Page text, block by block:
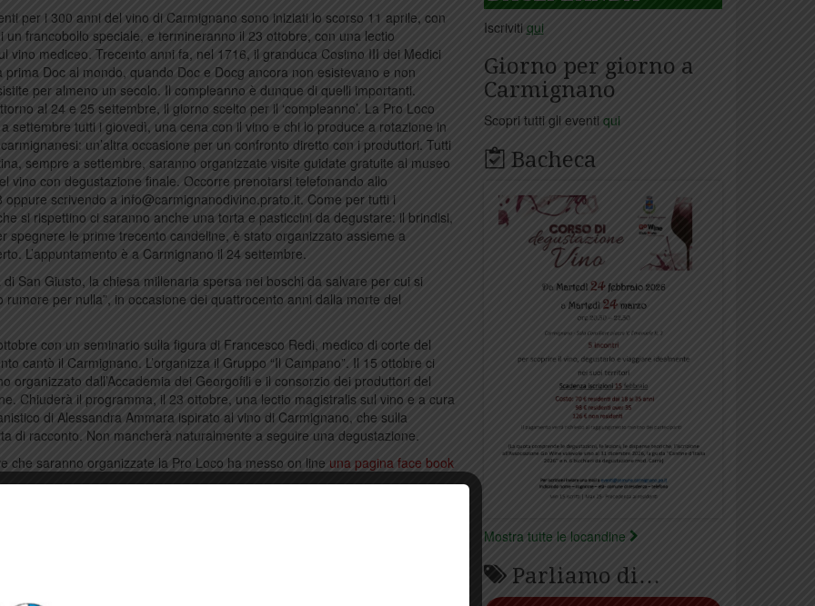
per i 300 anni del vino di Carmignano sono iniziati lo scorso 11 aprile, con
un francobollo speciale, e termineranno il 23 ottobre, con una lectio
vino mediceo. Trecento anni fa, nel 1716, il granduca Cosimo III dei Medici
prima Doc al mondo, quando Doc e Docg ancora non esistevano e non
per almeno un secolo. Il compleanno è dunque di quelli importanti.
al 24 e 25 settembre, il giorno scelto per il ‘compleanno’. La Pro Loco
settembre tutti i giovedì, una cena con il vino e chi lo produce a rotazione in
un’altra occasione per un confronto diretto con i produttori. Tutti
sempre a settembre, saranno organizzate visite guidate gratuite al museo
vino con degustazione finale. Occorre prenotarsi telefonando allo
oppure scrivendo a info@carmignanodivino.prato.it. Come per tutti i
si rispettino ci saranno anche una torta e pasticcini da degustare: il brindisi,
spegnere le prime trecento candeline, è stato organizzato assieme a
L’appuntamento è a Carmignano il 24 settembre.
San Giusto, la chiesa millenaria spersa nei boschi da salvare per cui si
per nulla”, in occasione dei quattrocento anni dalla morte del
con un seminario sulla figura di Francesco Redi, medico di corte del
cantò il Carmignano. L’organizza il Gruppo “Il Campano”. Il 15 ottobre ci
organizzato dall’Accademia dei Georgofili e il consorzio dei produttori del
Chiuderà il programma, il 23 ottobre, una lectio magistralis sul vino e a cura
di Alessandra Ammara ispirato al vino di Carmignano, che sulla
di racconto. Non mancherà naturalmente a seguire una degustazione.
che saranno organizzate la Pro Loco ha messo on line una pagina face book
quattro sere
il 12 agosto
Iscriviti qui
Giorno per giorno a
Carmignano
Scopri tutti gli eventi qui
Bacheca
Mostra tutte le locandine
Parliamo di…